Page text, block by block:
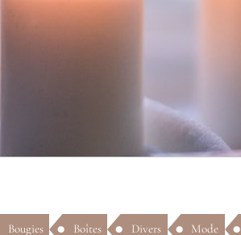
Bougies Boîtes Divers Mode